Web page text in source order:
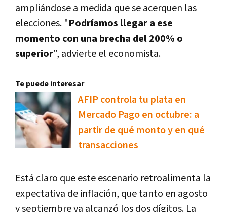
ampliándose a medida que se acerquen las
elecciones. "Podríamos llegar a ese
momento con una brecha del 200% o
superior", advierte el economista.
Te puede interesar
AFIP controla tu plata en
Mercado Pago en octubre: a
partir de qué monto y en qué
transacciones
Está claro que este escenario retroalimenta la
expectativa de inflación, que tanto en agosto
y septiembre ya alcanzó los dos dígitos. La